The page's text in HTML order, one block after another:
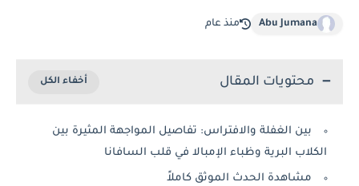
Abu Jumana منذ عام
محتويات المقال
بين الغفلة والافتراس: تفاصيل المواجهة المثيرة بين
الكلاب البرية وظباء الإمبالا في قلب السافانا
مشاهدة الحدث الموثق كاملاً